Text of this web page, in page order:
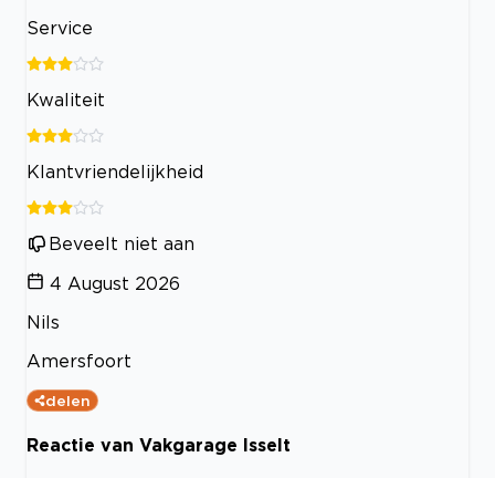
Service
Kwaliteit
Klantvriendelijkheid
Beveelt niet aan
4 August 2026
Nils
Amersfoort
delen
Reactie van Vakgarage Isselt